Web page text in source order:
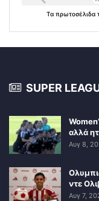
Τα πρωτοσέλιδα
SUPER
αλλά
Αυγ 8,
ντε
Αυγ 7,